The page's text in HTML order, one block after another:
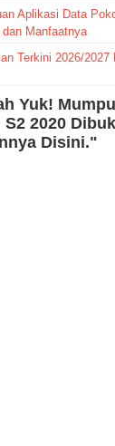
Aplikasi Data
Manfaatnya
Terkini 2026/
Yuk!
2020
Disini."